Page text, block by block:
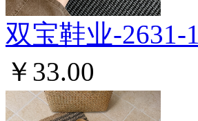
双宝鞋业-2631-1
￥33.00